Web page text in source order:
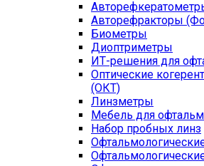
Авторефракторы
Биометры
Диоптриметры
ИТ-решения для
Оптические
(ОКТ)
Линзметры
Мебель для
Набор пробных линз